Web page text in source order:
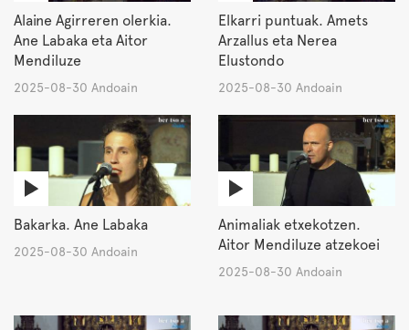
Alaine Agirreren olerkia.
Ane Labaka eta Aitor
Mendiluze
2025-08-30 Andoain
Elkarri puntuak. Amets
Arzallus eta Nerea
Elustondo
2025-08-30 Andoain
Bakarka. Ane Labaka
2025-08-30 Andoain
Animaliak etxekotzen.
Aitor Mendiluze atzekoei
2025-08-30 Andoain